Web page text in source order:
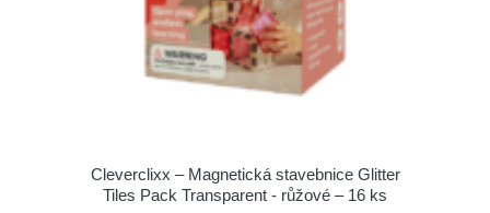
Cleverclixx – Magnetická stavebnice Glitter
Tiles Pack Transparent - růžové – 16 ks